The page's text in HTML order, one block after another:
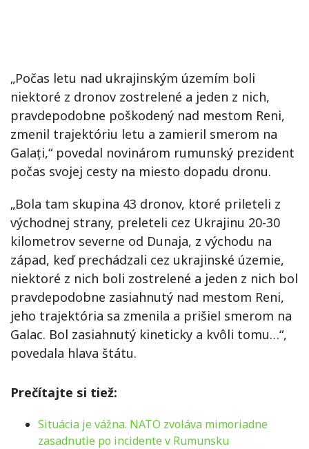
„Počas letu nad ukrajinským územím boli
niektoré z dronov zostrelené a jeden z nich,
pravdepodobne poškodený nad mestom Reni,
zmenil trajektóriu letu a zamieril smerom na
Galați,“ povedal novinárom rumunský prezident
počas svojej cesty na miesto dopadu dronu.
„Bola tam skupina 43 dronov, ktoré prileteli z
východnej strany, preleteli cez Ukrajinu 20-30
kilometrov severne od Dunaja, z východu na
západ, keď prechádzali cez ukrajinské územie,
niektoré z nich boli zostrelené a jeden z nich bol
pravdepodobne zasiahnutý nad mestom Reni,
jeho trajektória sa zmenila a prišiel smerom na
Galac. Bol zasiahnutý kineticky a kvôli tomu…“,
povedala hlava štátu.
Prečítajte si tiež:
Situácia je vážna. NATO zvoláva mimoriadne
zasadnutie po incidente v Rumunsku